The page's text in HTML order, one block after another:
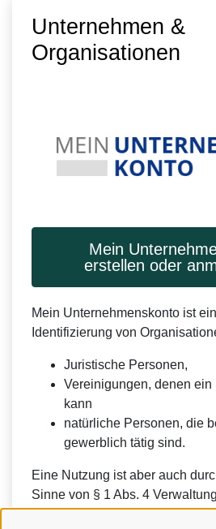
Unternehmen &
Organisationen
Mein
erstellen oder
Mein Unternehmenskonto ist
Identifizierung von
Juristische Personen,
Vereinigungen, denen ein
kann
natürliche Personen, die
gewerblich tätig sind.
Eine Nutzung ist aber auch
Sinne von § 1 Abs. 4
(VwVfG) möglich.